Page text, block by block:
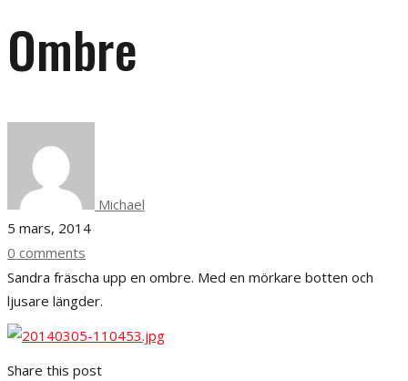
Ombre
Michael
5 mars, 2014
0 comments
Sandra fräscha upp en ombre. Med en mörkare botten och
ljusare längder.
Share this post